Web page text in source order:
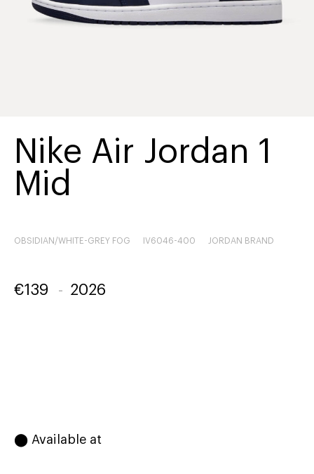
Nike Air Jordan 1
Mid
OBSIDIAN/WHITE-GREY FOG IV6046-400 JORDAN BRAND
€139 - 2026
⬤ Available at